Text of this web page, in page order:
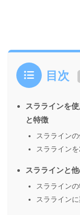
目次
スララインを
と特徴
スラライン
スラライン
スララインと
スラライン
スラライン